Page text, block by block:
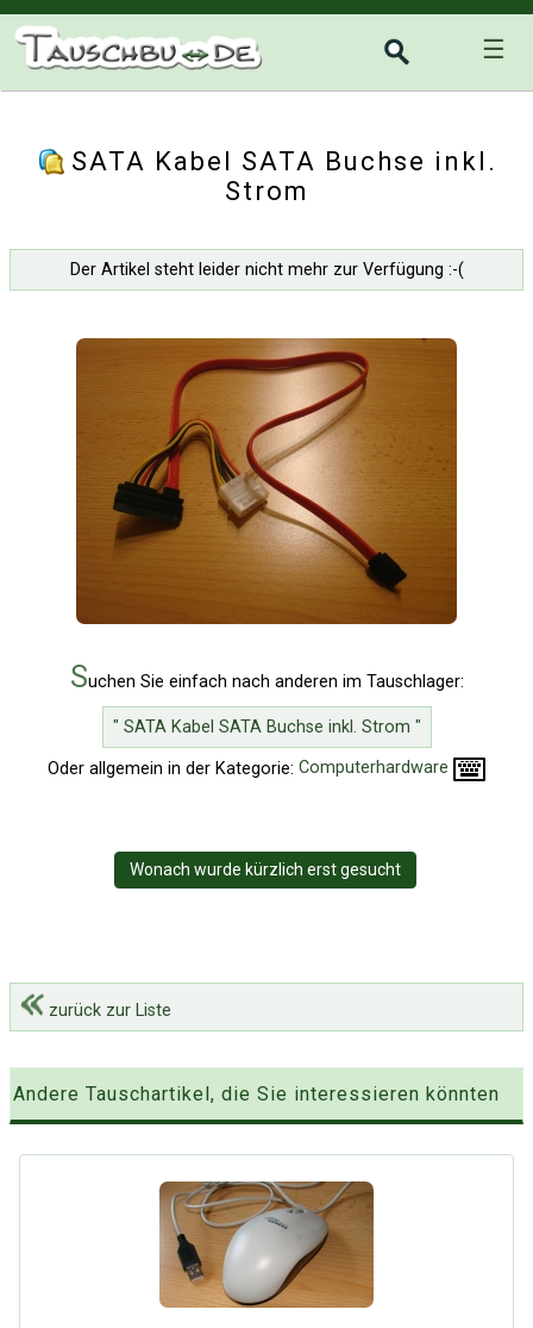
☰
SATA Kabel SATA Buchse inkl.
Strom
Der Artikel steht leider nicht mehr zur Verfügung :-(
Suchen Sie einfach nach anderen im Tauschlager:
" SATA Kabel SATA Buchse inkl. Strom "
Oder allgemein in der Kategorie: Computerhardware
Wonach wurde kürzlich erst gesucht
zurück zur Liste
Andere Tauschartikel, die Sie interessieren könnten